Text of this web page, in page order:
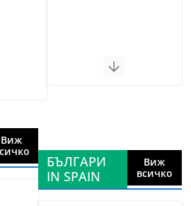
Виж
БЪЛГАРИ
IN SPAIN
Виж
всичко